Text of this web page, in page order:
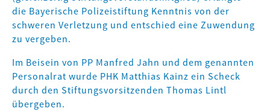
die Bayerische Polizeistiftung Kenntnis von der
schweren Verletzung und entschied eine Zuwendung
zu vergeben.
Im Beisein von PP Manfred Jahn und dem genannten
Personalrat wurde PHK Matthias Kainz ein Scheck
durch den Stiftungsvorsitzenden Thomas Lintl
übergeben.